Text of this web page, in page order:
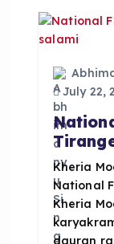
o
k
July 22,
Kheria
National
Kheria
dauran